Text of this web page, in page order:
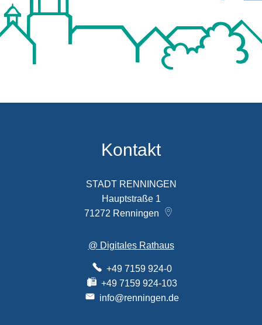
Kontakt
STADT RENNINGEN
Hauptstraße 1
71272 Renningen
@ Digitales Rathaus
+49 7159 924-0
+49 7159 924-103
info@renningen.de